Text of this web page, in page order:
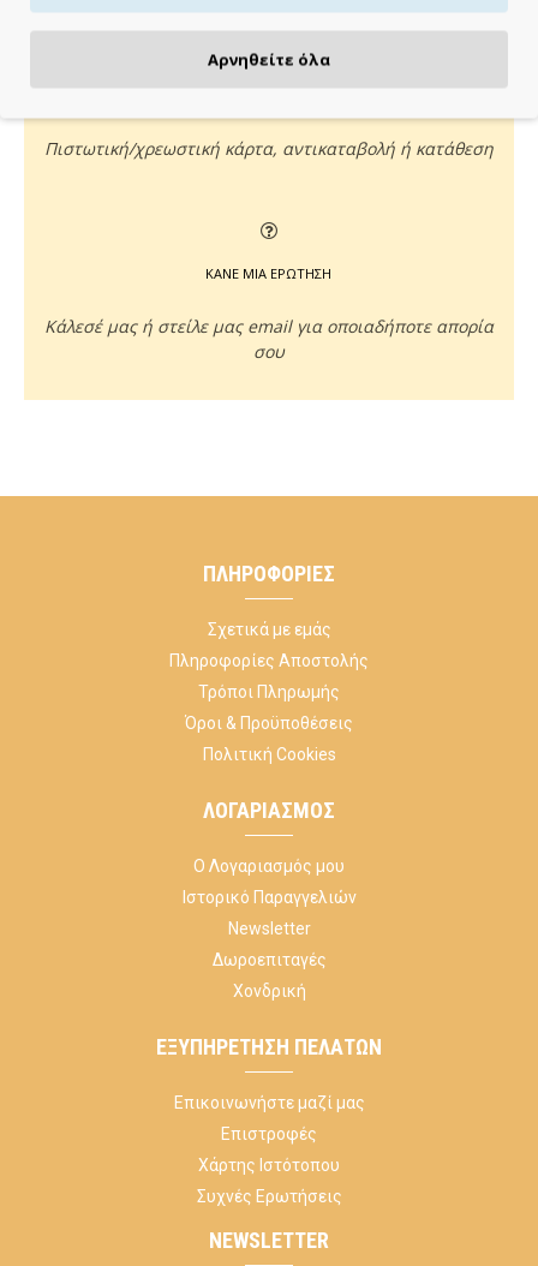
Πιστωτική/χρεωστική κάρτα, αντικαταβολή ή κατάθεση
ΚΑΝΕ ΜΙΑ ΕΡΩΤΗΣΗ
Κάλεσέ μας ή στείλε μας email για οποιαδήποτε απορία
σου
ΠΛΗΡΟΦΟΡΊΕΣ
Σχετικά με εμάς
Πληροφορίες Αποστολής
Τρόποι Πληρωμής
Όροι & Προϋποθέσεις
Πολιτική Cookies
ΛΟΓΑΡΙΑΣΜΌΣ
Ο Λογαριασμός μου
Ιστορικό Παραγγελιών
Newsletter
Δωροεπιταγές
Χονδρική
ΕΞΥΠΗΡΈΤΗΣΗ ΠΕΛΑΤΏΝ
Επικοινωνήστε μαζί μας
Επιστροφές
Χάρτης Ιστότοπου
Συχνές Ερωτήσεις
NEWSLETTER
Αρνηθείτε όλα